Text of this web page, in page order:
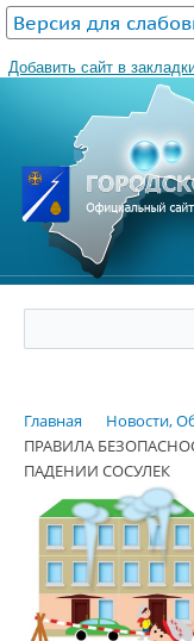
Версия для
Добавить сайт в
Главная
Новости,
ПРАВИЛА
ПАДЕНИИ СОСУЛЕК